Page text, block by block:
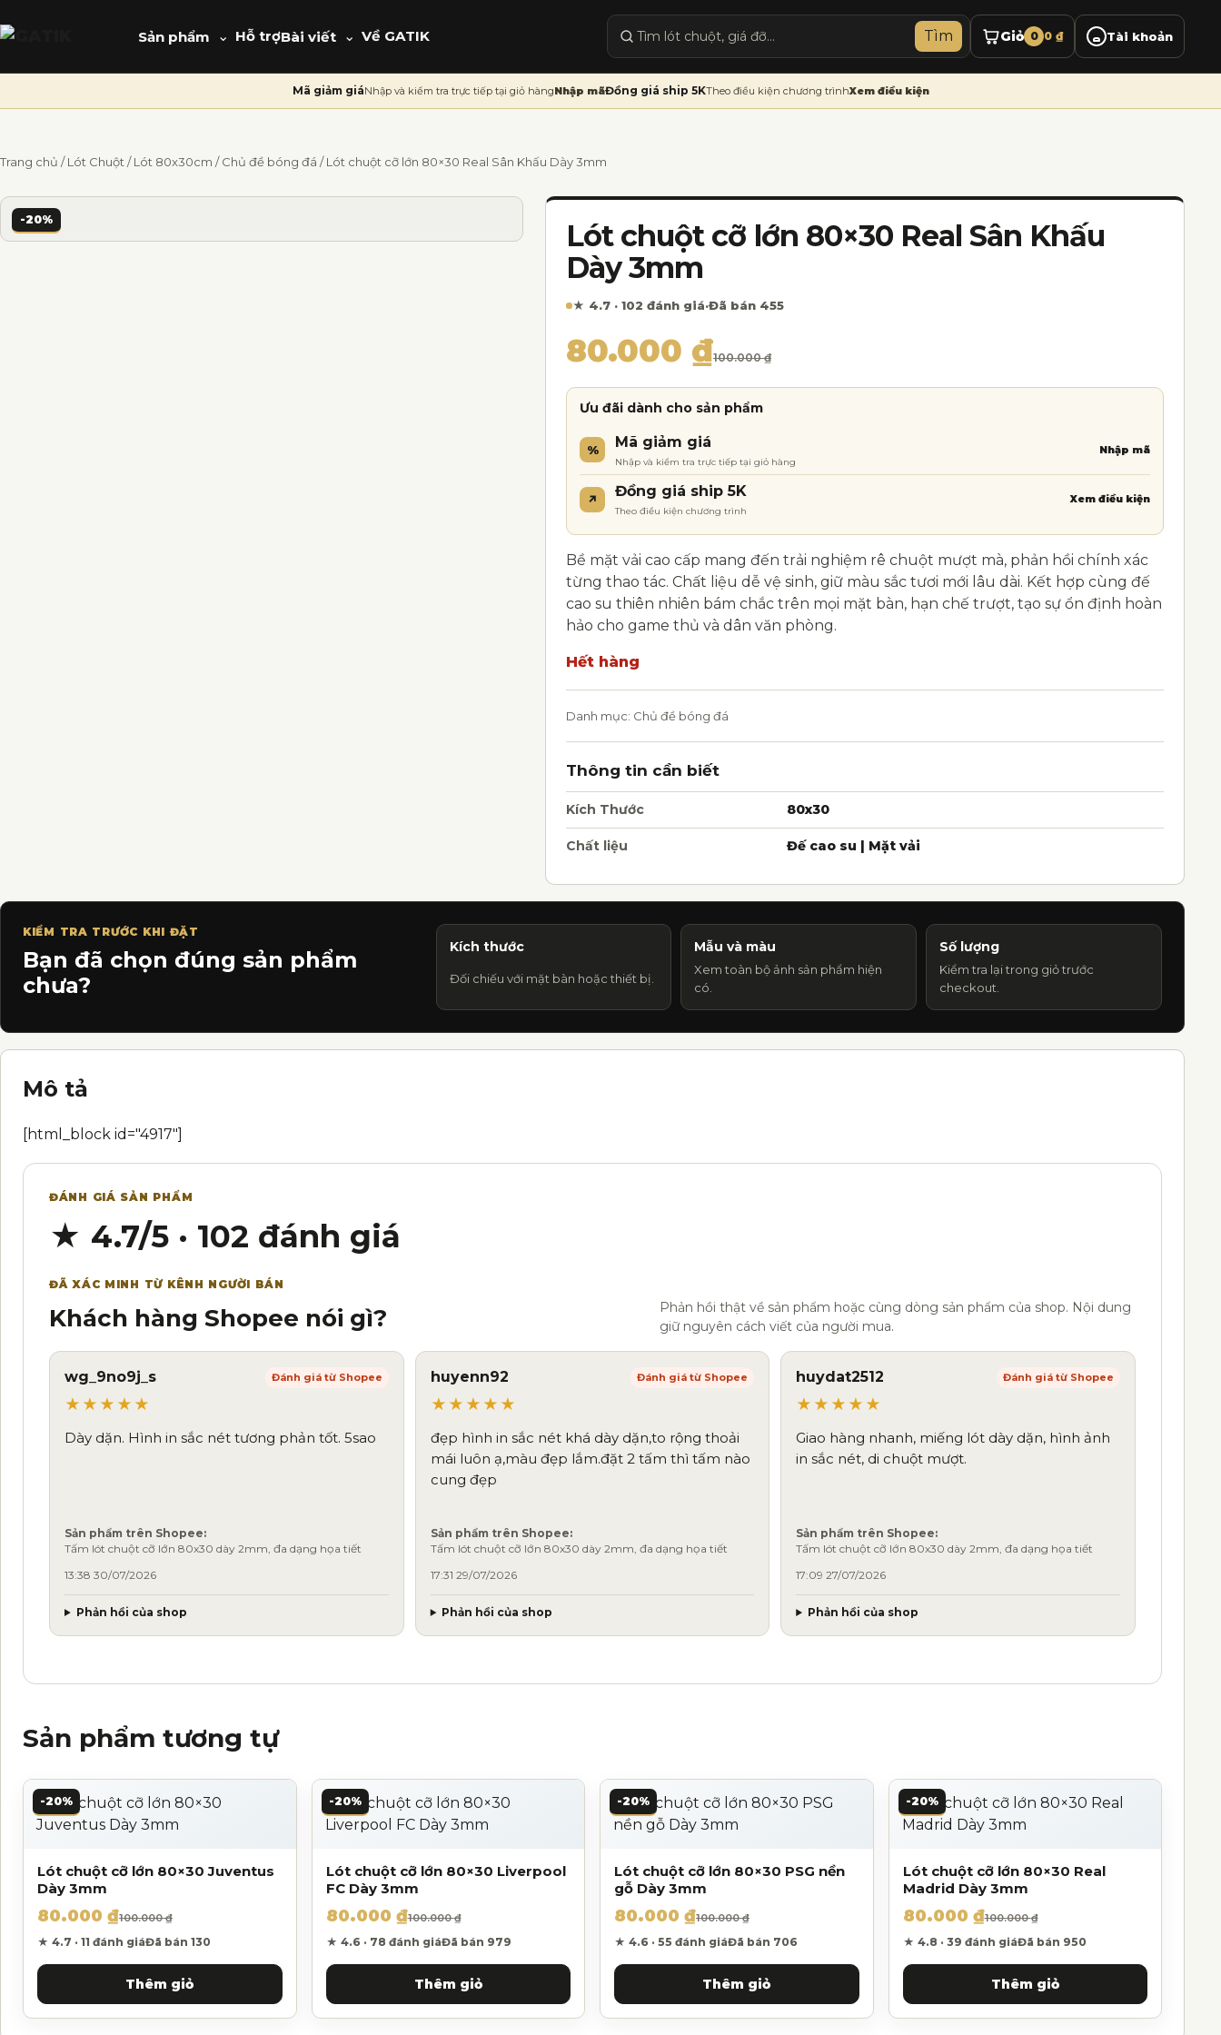
Sản phẩm ⌄ Hỗ trợBài viết ⌄ Về GATIK
Tìm sản phẩm
Tìm Giỏ 0 0 ₫ Tài khoản
Mã giảm giáNhập và kiểm tra trực tiếp tại giỏ hàngNhập mãĐồng giá ship 5KTheo điều kiện chương trìnhXem điều kiện
Trang chủ /Lót Chuột /Lót 80x30cm /Chủ đề bóng đá / Lót chuột cỡ lớn 80×30 Real Sân Khấu Dày 3mm
-20%
Lót chuột cỡ lớn 80×30 Real Sân Khấu
Dày 3mm
★ 4.7 · 102 đánh giá·Đã bán 455
100.000₫
Giá gốc là: 100.000 ₫.
80.000 ₫
Giá hiện tại là: 80.000 ₫.
Ưu đãi dành cho sản phẩm
% Mã giảm giá
Nhập và kiểm tra trực tiếp tại giỏ hàng
Nhập mã
↗ Đồng giá ship 5K
Theo điều kiện chương trình
Xem điều kiện
Bề mặt vải cao cấp mang đến trải nghiệm rê chuột mượt mà, phản hồi chính xác
từng thao tác. Chất liệu dễ vệ sinh, giữ màu sắc tươi mới lâu dài. Kết hợp cùng đế
cao su thiên nhiên bám chắc trên mọi mặt bàn, hạn chế trượt, tạo sự ổn định hoàn
hảo cho game thủ và dân văn phòng.
Hết hàng
Danh mục: Chủ đề bóng đá
Thông tin cần biết
Kích Thước 80x30
Chất liệu Đế cao su | Mặt vải
KIỂM TRA TRƯỚC KHI ĐẶT
Bạn đã chọn đúng sản phẩm
chưa?
Kích thước
Đối chiếu với mặt bàn hoặc thiết bị.
Mẫu và màu
Xem toàn bộ ảnh sản phẩm hiện
có.
Số lượng
Kiểm tra lại trong giỏ trước
checkout.
Mô tả
[html_block id="4917"]
ĐÁNH GIÁ SẢN PHẨM
★ 4.7/5 · 102 đánh giá
ĐÃ XÁC MINH TỪ KÊNH NGƯỜI BÁN
Khách hàng Shopee nói gì?
Phản hồi thật về sản phẩm hoặc cùng dòng sản phẩm của shop. Nội dung
giữ nguyên cách viết của người mua.
wg_9no9j_s Đánh giá từ Shopee
★★★★★
Dày dặn. Hình in sắc nét tương phản tốt. 5sao
Sản phẩm trên Shopee:
Tấm lót chuột cỡ lớn 80x30 dày 2mm, đa dạng họa tiết
13:38 30/07/2026
Phản hồi của shop
huyenn92 Đánh giá từ Shopee
★★★★★
đẹp hình in sắc nét khá dày dặn,to rộng thoải
mái luôn ạ,màu đẹp lắm.đặt 2 tấm thì tấm nào
cung đẹp
Sản phẩm trên Shopee:
Tấm lót chuột cỡ lớn 80x30 dày 2mm, đa dạng họa tiết
17:31 29/07/2026
Phản hồi của shop
huydat2512 Đánh giá từ Shopee
★★★★★
Giao hàng nhanh, miếng lót dày dặn, hình ảnh
in sắc nét, di chuột mượt.
Sản phẩm trên Shopee:
Tấm lót chuột cỡ lớn 80x30 dày 2mm, đa dạng họa tiết
17:09 27/07/2026
Phản hồi của shop
Sản phẩm tương tự
-20%
Lót chuột cỡ lớn 80×30 Juventus
Dày 3mm
100.000₫
Giá gốc là: 100.000 ₫.
80.000 ₫
Giá hiện tại là: 80.000 ₫.
★ 4.7 · 11 đánh giáĐã bán 130
Thêm giỏ
-20%
Lót chuột cỡ lớn 80×30 Liverpool
FC Dày 3mm
100.000₫
Giá gốc là: 100.000 ₫.
80.000 ₫
Giá hiện tại là: 80.000 ₫.
★ 4.6 · 78 đánh giáĐã bán 979
Thêm giỏ
-20%
Lót chuột cỡ lớn 80×30 PSG nền
gỗ Dày 3mm
100.000₫
Giá gốc là: 100.000 ₫.
80.000 ₫
Giá hiện tại là: 80.000 ₫.
★ 4.6 · 55 đánh giáĐã bán 706
Thêm giỏ
-20%
Lót chuột cỡ lớn 80×30 Real
Madrid Dày 3mm
100.000₫
Giá gốc là: 100.000 ₫.
80.000 ₫
Giá hiện tại là: 80.000 ₫.
★ 4.8 · 39 đánh giáĐã bán 950
Thêm giỏ